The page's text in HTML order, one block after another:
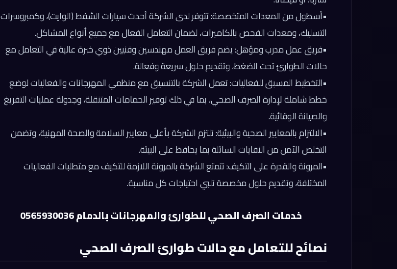
•أسطول من المعدات المتخصصة:تتوفر لدى الشركة أحدث سيارات الشفط (الوايت)، وكمبروسرات
التسليك، ومعدات الفحص بالكاميرات، لضمان التعامل الفعال مع جميع أنواع المشاكل.
•فريق عمل مدرب ومؤهل:يضم فريق العمل مهندسين وفنيين ذوي خبرة عالية في التعامل مع
حالات الطوارئ تحت الضغط، وتقديم حلول سريعة وفعالة.
•التخطيط المسبق للفعاليات:تعمل الشركة بالتنسيق مع منظمي المهرجانات والفعاليات لوضع
خطط شاملة لإدارة الصرف الصحي، بما في ذلك توفير الحمامات المتنقلة، وجدولة عمليات التفريغ
والصيانة الوقائية.
•الالتزام بالمعايير الصحية والبيئية:تلتزم الشركة بأعلى معايير السلامة والصحة المهنية، وتضمن
التخلص الآمن من النفايات السائلة بما يحافظ على البيئة.
•المرونة والقدرة على التكيف:تتمتع الشركة بالمرونة اللازمة للتكيف مع متطلبات الفعاليات
المختلفة، وتقديم حلول مخصصة تلبي احتياجات كل مناسبة.
خدمات الصرف الصحي للطوارئ والمهرجانات بالدمام 0565930036
نصائح للتعامل مع حالات طوارئ الصرف الصحي